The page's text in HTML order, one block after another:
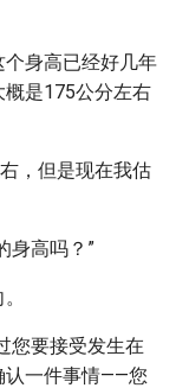
个身高已经好几年
是175公分左右
，但是现在我估
身高吗？”
您要接受发生在
认一件事情——您